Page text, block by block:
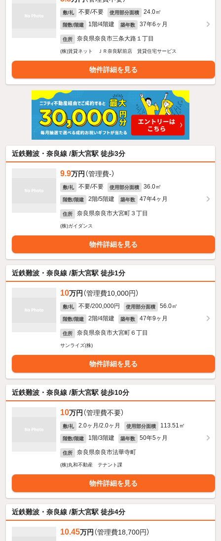
敷/礼 不要/不要 使用部分面積 24.0㎡
階数/階建 1階/4階建 築年数 37年6ヶ月
住所 奈良県奈良市三条大路１丁目
(株)賃貸ネット ＪＲ奈良駅前店 賃貸住宅サービス
物件詳細を見る
近鉄難波・奈良線 /新大宮駅 徒歩3分
9.9万円 （管理費-）
敷/礼 不要/不要 使用部分面積 36.0㎡
階数/階建 2階/5階建 築年数 47年4ヶ月
住所 奈良県奈良市大宮町３丁目
(株)ガイダンス
物件詳細を見る
近鉄難波・奈良線 /新大宮駅 徒歩1分
10万円 （管理費10,000円）
敷/礼 不要/200,000円 使用部分面積 56.0㎡
階数/階建 2階/4階建 築年数 47年9ヶ月
住所 奈良県奈良市大宮町６丁目
サンライズ(株)
物件詳細を見る
近鉄難波・奈良線 /新大宮駅 徒歩10分
10万円 （管理費不要）
敷/礼 2.0ヶ月/2.0ヶ月 使用部分面積 113.51㎡
階数/階建 1階/3階建 築年数 50年5ヶ月
住所 奈良県奈良市法華寺町
(株)丸和不動産 テナント課
物件詳細を見る
近鉄難波・奈良線 /新大宮駅 徒歩4分
10.45万円 （管理費18,700円）